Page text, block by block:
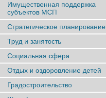
Имущественная поддержка
субъектов МСП
Стратегическое планирование
Труд и занятость
Социальная сфера
Отдых и оздоровление детей
Градостроительство